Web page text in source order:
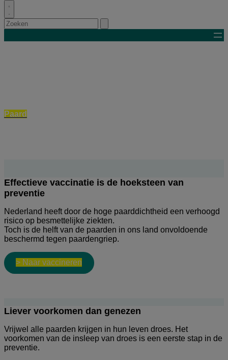
Toggle
search
Zoeken
search
Paard
Effectieve vaccinatie is de hoeksteen van
preventie
Nederland heeft door de hoge paarddichtheid een verhoogd
risico op besmettelijke ziekten.
Toch is de helft van de paarden in ons land onvoldoende
beschermd tegen paardengriep.
> Naar vaccineren
Liever voorkomen dan genezen
Vrijwel alle paarden krijgen in hun leven droes. Het
voorkomen van de insleep van droes is een eerste stap in de
preventie.